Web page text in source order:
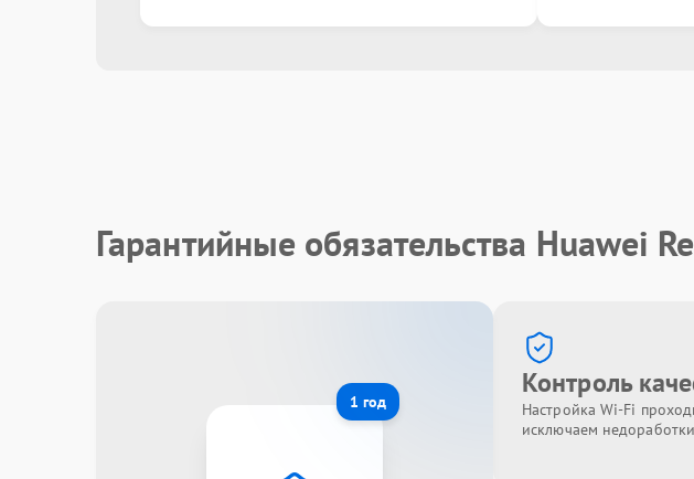
Гарантийные обязательства Huawei
1 год
Контроль
Настройка Wi-Fi
исключаем